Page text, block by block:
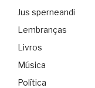
Jus sperneandi
Lembranças
Livros
Música
Política